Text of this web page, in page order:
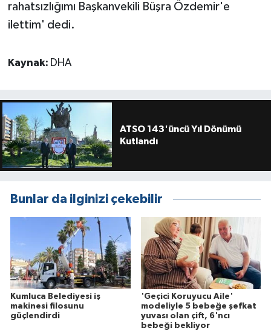
rahatsızlığımı Başkanvekili Büşra Özdemir'e
ilettim' dedi.
Kaynak: DHA
ATSO 143'üncü Yıl Dönümü
Kutlandı
Bunlar da ilginizi çekebilir
Kumluca Belediyesi iş
makinesi filosunu
güçlendirdi
'Geçici Koruyucu Aile'
modeliyle 5 bebeğe şefkat
yuvası olan çift, 6'ncı
bebeği bekliyor